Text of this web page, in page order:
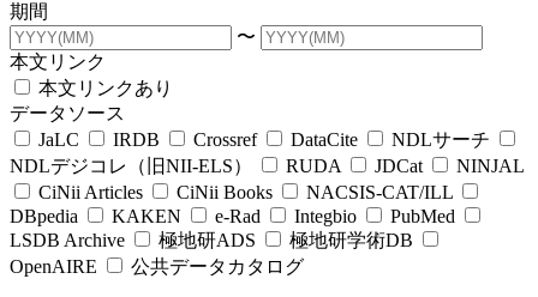
期間
〜
本文リンク
本文リンクあり
データソース
JaLC
IRDB Crossref DataCite
NDLサーチ
NDLデジコレ（旧NII-ELS）
RUDA JDCat
NINJAL
CiNii Articles
CiNii Books
NACSIS-CAT/ILL
DBpedia
KAKEN e-Rad Integbio
PubMed
LSDB Archive
極地研ADS
極地研学術DB
OpenAIRE
公共データカタログ